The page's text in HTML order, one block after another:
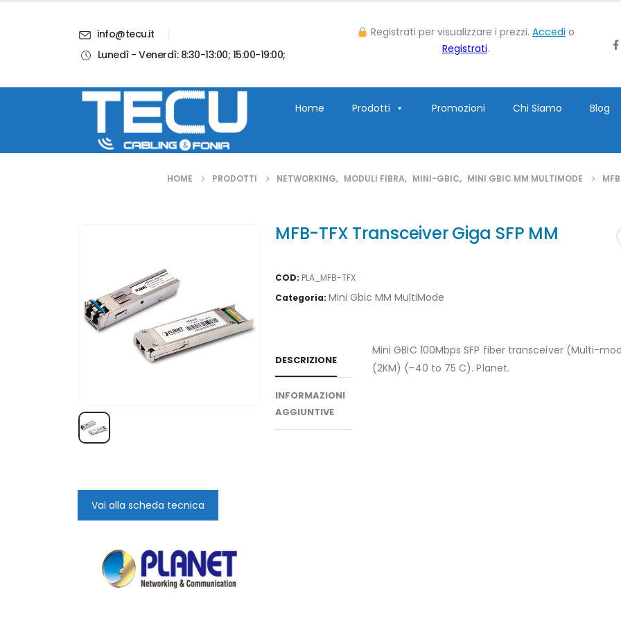
info@tecu.it
Lunedì - Venerdì: 8:30-13:00; 15:00-19:00;
Registrati per visualizzare i prezzi. Accedi o
Registrati.
Home Prodotti Promozioni Chi Siamo Blog
HOME PRODOTTI NETWORKING, MODULI FIBRA, MINI-GBIC, MINI GBIC MM MULTIMODE
Vai alla scheda tecnica
MFB-TFX Transceiver Giga SFP MM
COD: PLA_MFB-TFX
Categoria: Mini Gbic MM MultiMode
DESCRIZIONE
INFORMAZIONI
AGGIUNTIVE
Mini GBIC 100Mbps SFP fiber transceiver (Multi-
(2KM) (-40 to 75 C). Planet.
Blog Contatti Account